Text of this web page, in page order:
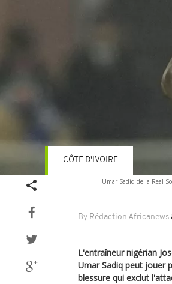
Umar Sadiq de la Real
By Rédaction Africanews
CÔTE D'IVOIRE
L'entraîneur nigérian
Umar Sadiq peut jouer
blessure qui exclut